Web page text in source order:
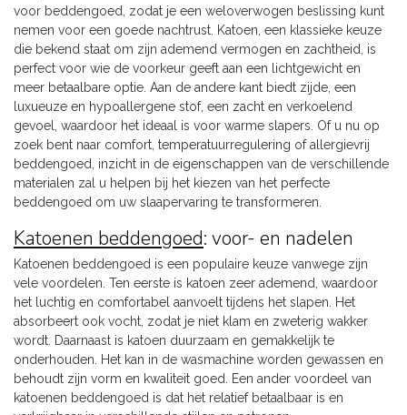
voor beddengoed, zodat je een weloverwogen beslissing kunt
nemen voor een goede nachtrust. Katoen, een klassieke keuze
die bekend staat om zijn ademend vermogen en zachtheid, is
perfect voor wie de voorkeur geeft aan een lichtgewicht en
meer betaalbare optie. Aan de andere kant biedt zijde, een
luxueuze en hypoallergene stof, een zacht en verkoelend
gevoel, waardoor het ideaal is voor warme slapers. Of u nu op
zoek bent naar comfort, temperatuurregulering of allergievrij
beddengoed, inzicht in de eigenschappen van de verschillende
materialen zal u helpen bij het kiezen van het perfecte
beddengoed om uw slaapervaring te transformeren.
Katoenen beddengoed: voor- en nadelen
Katoenen beddengoed is een populaire keuze vanwege zijn
vele voordelen. Ten eerste is katoen zeer ademend, waardoor
het luchtig en comfortabel aanvoelt tijdens het slapen. Het
absorbeert ook vocht, zodat je niet klam en zweterig wakker
wordt. Daarnaast is katoen duurzaam en gemakkelijk te
onderhouden. Het kan in de wasmachine worden gewassen en
behoudt zijn vorm en kwaliteit goed. Een ander voordeel van
katoenen beddengoed is dat het relatief betaalbaar is en